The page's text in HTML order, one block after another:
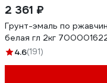
2 361 ₽
Грунт-эмаль по
белая гл 2кг
4.6(191)